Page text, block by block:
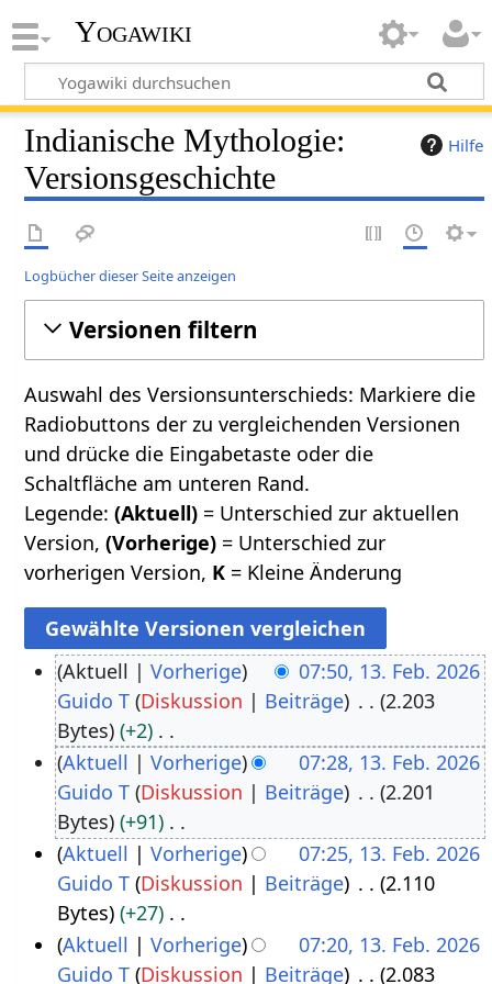
Yogawiki
Hilfe
Indianische Mythologie:
Versionsgeschichte
Logbücher dieser Seite anzeigen
Versionen filtern
Auswahl des Versionsunterschieds: Markiere die
Radiobuttons der zu vergleichenden Versionen
und drücke die Eingabetaste oder die
Schaltfläche am unteren Rand.
Legende:(Aktuell) = Unterschied zur aktuellen
Version,(Vorherige) = Unterschied zur
vorherigen Version, K = Kleine Änderung
b
a
Aktuell Vorherige
07:50, 13. Feb. 2026
Guido T Diskussion Beiträge
2.203
Bytes
+2
K
e
i
n
e
B
e
a
Aktuell Vorherige
07:28, 13. Feb. 2026
Guido T Diskussion Beiträge
2.201
Bytes
+91
K
e
i
n
e
Aktuell Vorherige
07:25, 13. Feb. 2026
Guido T Diskussion Beiträge
2.110
Bytes
+27
K
e
Aktuell Vorherige
07:20, 13. Feb. 2026
Guido T Diskussion Beiträge 2.083